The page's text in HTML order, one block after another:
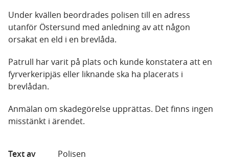
Under kvällen beordrades polisen till en adress
utanför Östersund med anledning av att någon
orsakat en eld i en brevlåda.
Patrull har varit på plats och kunde konstatera att en
fyrverkeripjäs eller liknande ska ha placerats i
brevlådan.
Anmälan om skadegörelse upprättas. Det finns ingen
misstänkt i ärendet.
Text av
Polisen